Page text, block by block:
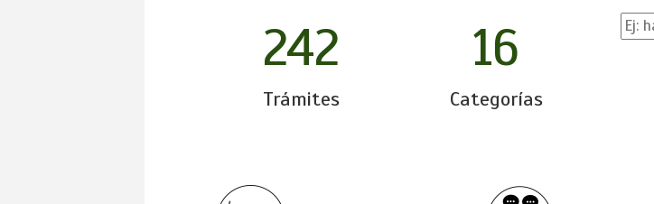
242
Trámites
16
Categorías